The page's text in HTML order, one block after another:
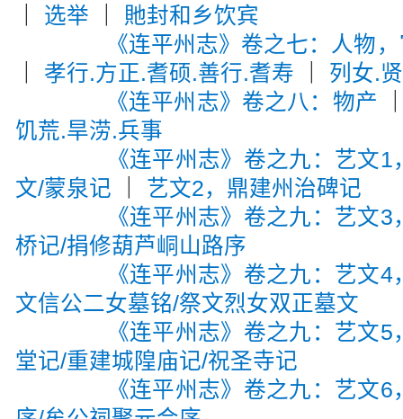
选举
貤封和乡饮宾
《连平州志》卷之七：人物
孝行.方正.耆硕.善行.耆寿
列女.
《连平州志》卷之八：物产
饥荒.旱涝.兵事
《连平州志》卷之九：艺文
文/蒙泉记
艺文2，鼎建州治碑记
《连平州志》卷之九：艺文
桥记/捐修葫芦峒山路序
《连平州志》卷之九：艺文
文信公二女墓铭/祭文烈女双正墓文
《连平州志》卷之九：艺文
堂记/重建城隍庙记/祝圣寺记
《连平州志》卷之九：艺文